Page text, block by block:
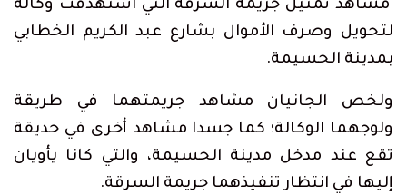
مشاهد تمثيل جريمة السرقة التي استهدفت وكالة
لتحويل وصرف الأموال بشارع عبد الكريم الخطابي
بمدينة الحسيمة.
ولخص الجانيان مشاهد جريمتهما في طريقة
ولوجهما الوكالة؛ كما جسدا مشاهد أخرى في حديقة
تقع عند مدخل مدينة الحسيمة، والتي كانا يأويان
إليها في انتظار تنفيذهما جريمة السرقة.